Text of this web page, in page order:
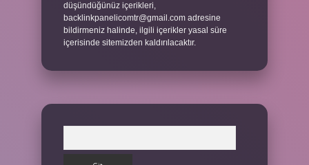
düşündüğünüz içerikleri,
backlinkpanelicomtr@gmail.com adresine
bildirmeniz halinde, ilgili içerikler yasal süre
içerisinde sitemizden kaldırılacaktır.